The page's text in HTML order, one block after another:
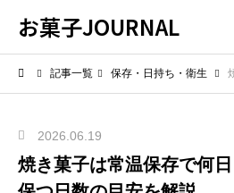
お菓子JOURNAL
記事一覧 保存・日持ち・衛生
2026.06.19
焼き菓子は常温保存で何